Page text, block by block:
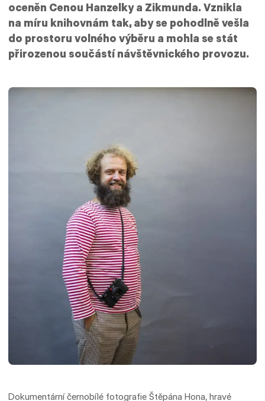
oceněn Cenou Hanzelky a Zikmunda. Vznikla
na míru knihovnám tak, aby se pohodlně vešla
do prostoru volného výběru a mohla se stát
přirozenou součástí návštěvnického provozu.
Dokumentární černobílé fotografie Štěpána Hona, hravé